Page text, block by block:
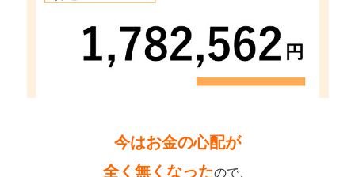
今はお金の心配が
全く無くなったので、